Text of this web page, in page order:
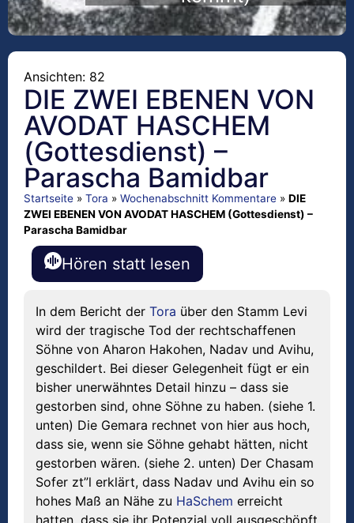
Ansichten: 82
DIE ZWEI EBENEN VON
AVODAT HASCHEM
(Gottesdienst) –
Parascha Bamidbar
Startseite » Tora » Wochenabschnitt Kommentare » DIE
ZWEI EBENEN VON AVODAT HASCHEM (Gottesdienst) –
Parascha Bamidbar
Hören statt lesen
In dem Bericht der Tora über den Stamm Levi
wird der tragische Tod der rechtschaffenen
Söhne von Aharon Hakohen, Nadav und Avihu,
geschildert. Bei dieser Gelegenheit fügt er ein
bisher unerwähntes Detail hinzu – dass sie
gestorben sind, ohne Söhne zu haben. (siehe 1.
unten) Die Gemara rechnet von hier aus hoch,
dass sie, wenn sie Söhne gehabt hätten, nicht
gestorben wären. (siehe 2. unten) Der Chasam
Sofer zt”l erklärt, dass Nadav und Avihu ein so
hohes Maß an Nähe zu HaSchem erreicht